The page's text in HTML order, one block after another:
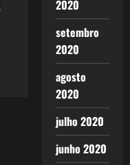
2020
setembro
2020
agosto
2020
julho 2020
junho 2020